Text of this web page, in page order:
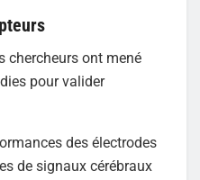
chercheurs ont mené
pour valider
des électrodes
de signaux cérébraux